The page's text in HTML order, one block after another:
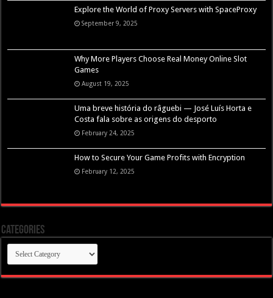
Explore the World of Proxy Servers with SpaceProxy
September 9, 2025
Why More Players Choose Real Money Online Slot
Games
August 19, 2025
Uma breve história do râguebi — José Luís Horta e
Costa fala sobre as origens do desporto
February 24, 2025
How to Secure Your Game Profits with Encryption
February 12, 2025
Categories
Categories